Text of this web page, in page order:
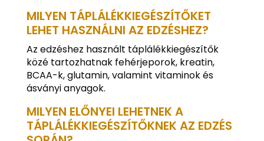
MILYEN TÁPLÁLÉKKIEGÉSZÍTŐKET
LEHET HASZNÁLNI AZ EDZÉSHEZ?
Az edzéshez használt táplálékkiegészítők
közé tartozhatnak fehérjeporok, kreatin,
BCAA-k, glutamin, valamint vitaminok és
ásványi anyagok.
MILYEN ELŐNYEI LEHETNEK A
TÁPLÁLÉKKIEGÉSZÍTŐKNEK AZ EDZÉS